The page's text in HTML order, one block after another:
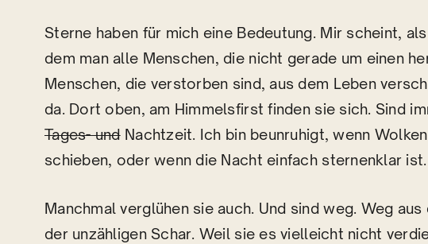
Sterne haben für mich eine Bedeutung. Mir scheint,
dem man alle Menschen, die nicht gerade um einen
Menschen, die verstorben sind, aus dem Leben
da. Dort oben, am Himmelsfirst finden sie sich. Sind
Tages- undNachtzeit. Ich bin beunruhigt, wenn
schieben, oder wenn die Nacht einfach sternenklar ist.
Manchmal verglühen sie auch. Und sind weg. Weg
der unzähligen Schar. Weil sie es vielleicht nicht